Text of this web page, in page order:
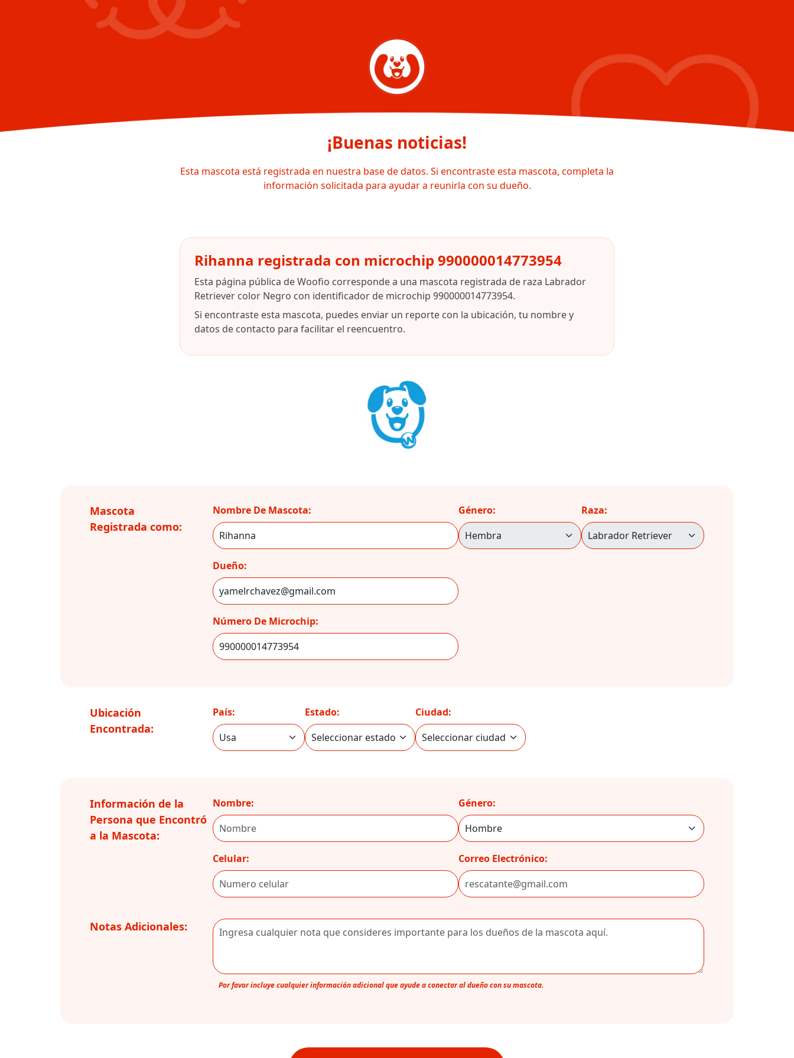
¡Buenas noticias!
Esta mascota está registrada en nuestra base de datos. Si encontraste esta mascota, completa la
información solicitada para ayudar a reunirla con su dueño.
Rihanna registrada con microchip 990000014773954
Esta página pública de Woofio corresponde a una mascota registrada de raza Labrador
Retriever color Negro con identificador de microchip 990000014773954.
Si encontraste esta mascota, puedes enviar un reporte con la ubicación, tu nombre y
datos de contacto para facilitar el reencuentro.
Mascota
Registrada como:
Nombre De Mascota:
Dueño:
Número De Microchip:
Género: Raza:
Ubicación
Encontrada:
País: Estado: Ciudad:
Información de la
Persona que Encontró
a la Mascota:
Nombre:
Celular:
Género:
Correo Electrónico:
Notas Adicionales:
Por favor incluye cualquier información adicional que ayude a conectar al dueño con su mascota.